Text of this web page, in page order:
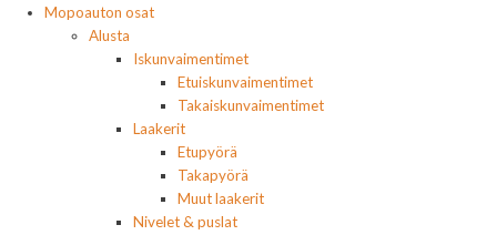
Mopoauton osat
Alusta
Iskunvaimentimet
Etuiskunvaimentimet
Takaiskunvaimentimet
Laakerit
Etupyörä
Takapyörä
Muut laakerit
Nivelet & puslat